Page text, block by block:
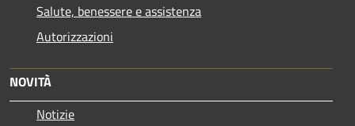
Salute, benessere e assistenza
Autorizzazioni
NOVITÀ
Notizie